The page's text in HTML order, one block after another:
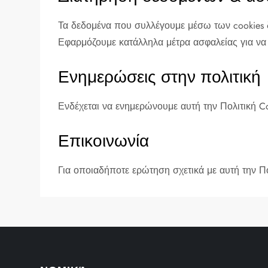
Τα δεδομένα που συλλέγουμε μέσω των cookies
Εφαρμόζουμε κατάλληλα μέτρα ασφαλείας για
Ενημερώσεις στην πολιτική
Ενδέχεται να ενημερώνουμε αυτή την Πολιτική
Επικοινωνία
Για οποιαδήποτε ερώτηση σχετικά με αυτή την